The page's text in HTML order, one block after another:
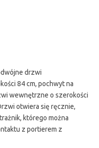
drzwi
84 cm, pochwyt na
wewnętrzne o szerokości
otwiera się ręcznie,
którego można
z portierem z